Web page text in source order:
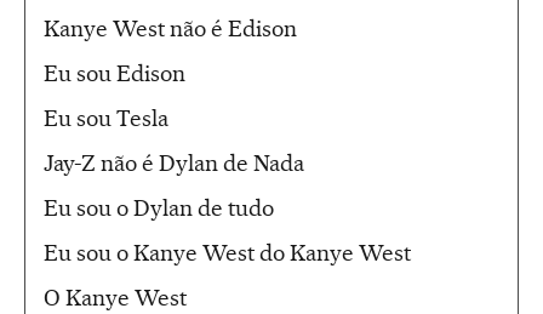
Kanye West não é Edison
Eu sou Edison
Eu sou Tesla
Jay-Z não é Dylan de Nada
Eu sou o Dylan de tudo
Eu sou o Kanye West do Kanye West
O Kanye West